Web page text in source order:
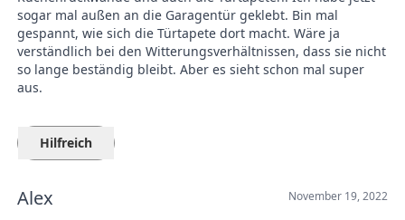
sogar mal außen an die Garagentür geklebt. Bin mal
gespannt, wie sich die Türtapete dort macht. Wäre ja
verständlich bei den Witterungsverhältnissen, dass sie nicht
so lange beständig bleibt. Aber es sieht schon mal super
aus.
Hilfreich
Alex November 19, 2022